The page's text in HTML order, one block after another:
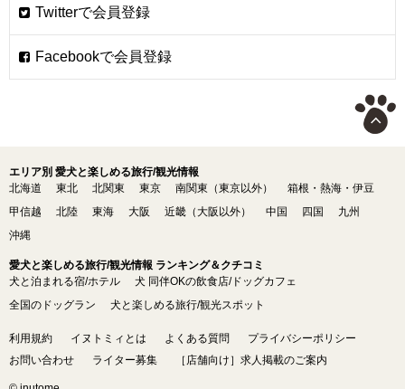
エリア別 愛犬と楽しめる旅行/観光情報
北海道
東北 北関東 東京 南関東（東京以外）
箱根・熱海・伊豆
甲信越
北陸 東海 大阪 近畿（大阪以外） 中国 四国
九州
沖縄
愛犬と楽しめる旅行/観光情報 ランキング＆クチコミ
犬と泊まれる宿/ホテル
犬 同伴OKの飲食店/ドッグカフェ
全国のドッグラン
犬と楽しめる旅行/観光スポット
利用規約 イヌトミィとは よくある質問
プライバシーポリシー
お問い合わせ
ライター募集 ［店舗向け］求人掲載のご案内